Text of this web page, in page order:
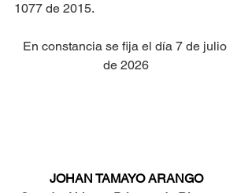
1077 de 2015.
En constancia se fija el día 7 de julio
de 2026
JOHAN TAMAYO ARANGO